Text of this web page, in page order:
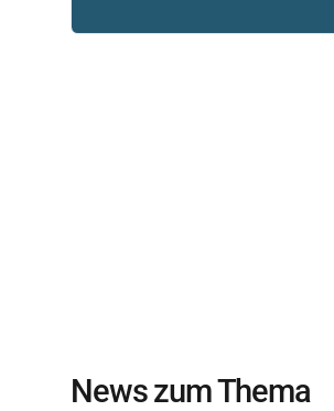
News zum Thema